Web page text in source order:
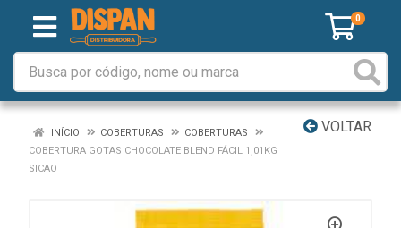
0
VOLTAR
INÍCIO COBERTURAS
COBERTURAS
COBERTURA GOTAS CHOCOLATE BLEND FÁCIL 1,01KG
SICAO